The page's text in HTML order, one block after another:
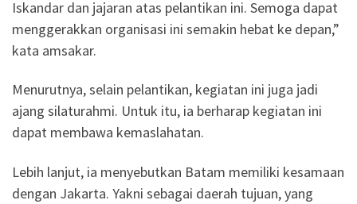
Iskandar dan jajaran atas pelantikan ini. Semoga dapat
menggerakkan organisasi ini semakin hebat ke depan,”
kata amsakar.
Menurutnya, selain pelantikan, kegiatan ini juga jadi
ajang silaturahmi. Untuk itu, ia berharap kegiatan ini
dapat membawa kemaslahatan.
Lebih lanjut, ia menyebutkan Batam memiliki kesamaan
dengan Jakarta. Yakni sebagai daerah tujuan, yang